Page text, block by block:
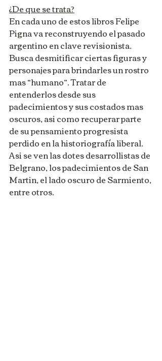
¿De que se trata?
En cada uno de estos libros Felipe
Pigna va reconstruyendo el pasado
argentino en clave revisionista.
Busca desmitificar ciertas figuras y
personajes para brindarles un rostro
mas “humano”. Tratar de
entenderlos desde sus
padecimientos y sus costados mas
oscuros, asi como recuperar parte
de su pensamiento progresista
perdido en la historiografía liberal.
Asi se ven las dotes desarrollistas de
Belgrano, los padecimientos de San
Martin, el lado oscuro de Sarmiento,
entre otros.